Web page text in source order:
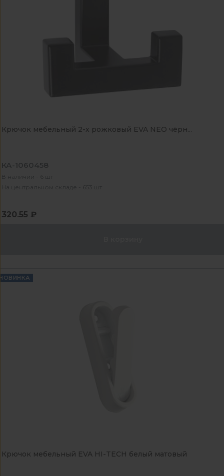
Крючок мебельный 2-х рожковый EVA NEO чёрн...
КА-1060458
В наличии - 6 шт
На центральном складе - 653 шт
320.55 ₽
Крючок мебельный EVA HI-TECH белый матовый